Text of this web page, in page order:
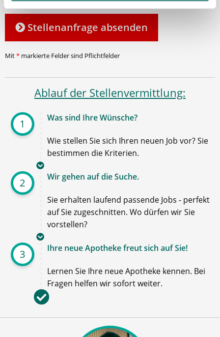
Stellenanfrage absenden
Mit* markierte Felder sind Pflichtfelder
Ablauf der Stellenvermittlung:
1 Was sind Ihre Wünsche?
Wie stellen Sie sich Ihren neuen Job vor? Sie
bestimmen die Kriterien.
2 Wir gehen auf die Suche.
Sie erhalten laufend passende Jobs - perfekt
auf Sie zugeschnitten. Wo dürfen wir Sie
vorstellen?
3 Ihre neue Apotheke freut sich auf Sie!
Lernen Sie Ihre neue Apotheke kennen. Bei
Fragen helfen wir sofort weiter.